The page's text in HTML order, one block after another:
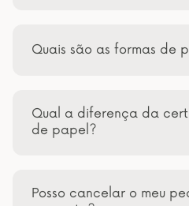
Quais são as formas de
Qual a diferença da
de papel?
Posso cancelar o meu